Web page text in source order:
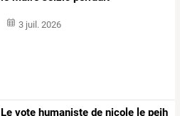
3 juil. 2026
Le vote humaniste de nicole le peih